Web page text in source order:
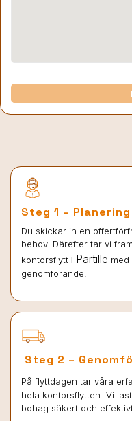
Steg 1 –
Du skickar in en
behov. Därefter tar vi
kontorsflytt i Partille
genomförande.
Steg 2 –
På flyttdagen tar våra
hela kontorsflytten. Vi
bohag säkert och